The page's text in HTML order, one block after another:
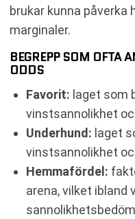
brukar kunna påverka
marginaler.
BEGREPP SOM OFTA
ODDS
Favorit: laget som
vinstsannolikhet
Underhund: laget
vinstsannolikhet
Hemmafördel:
arena, vilket ibland